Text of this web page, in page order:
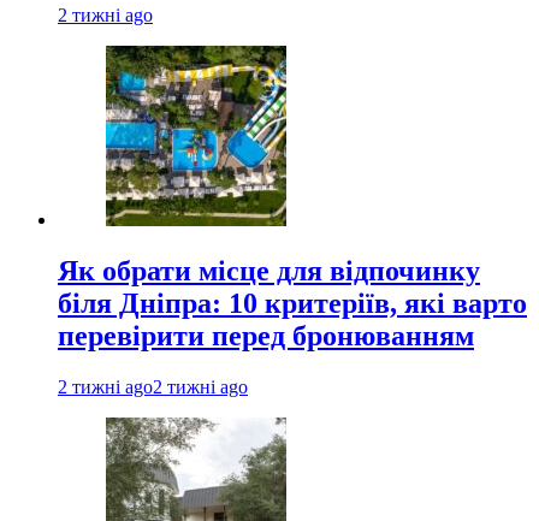
2 тижні ago
Як обрати місце для відпочинку
біля Дніпра: 10 критеріїв, які варто
перевірити перед бронюванням
2 тижні ago2 тижні ago